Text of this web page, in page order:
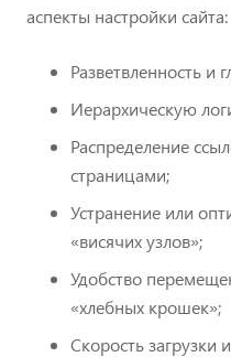
аспекты настройки сайта:
Разветвленность и
Иерархическую
Распределение
страницами;
Устранение или
«висячих узлов»;
Удобство
«хлебных крошек»;
Скорость загрузки